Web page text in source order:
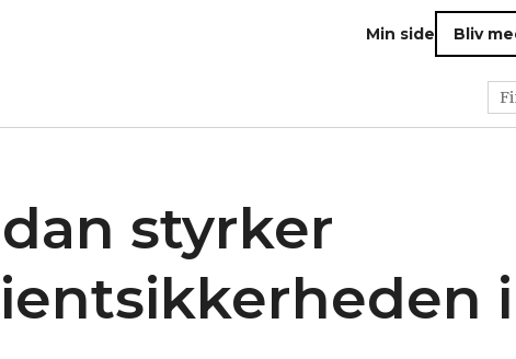
Min side Bliv
styrker
i